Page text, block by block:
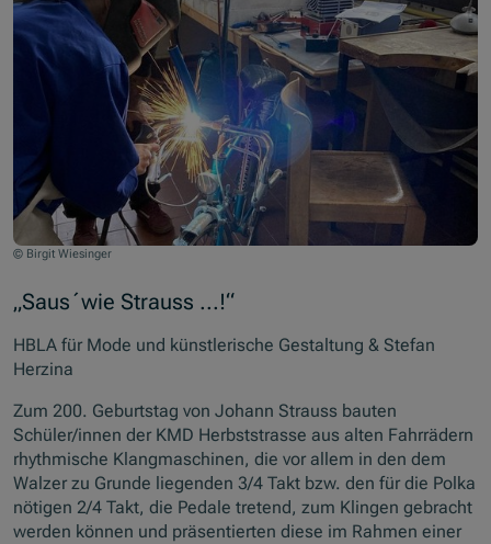
© Birgit Wiesinger
„Saus´wie Strauss ...!“
HBLA für Mode und künstlerische Gestaltung & Stefan
Herzina
Zum 200. Geburtstag von Johann Strauss bauten
Schüler/innen der KMD Herbststrasse aus alten Fahrrädern
rhythmische Klangmaschinen, die vor allem in den dem
Walzer zu Grunde liegenden 3/4 Takt bzw. den für die Polka
nötigen 2/4 Takt, die Pedale tretend, zum Klingen gebracht
werden können und präsentierten diese im Rahmen einer